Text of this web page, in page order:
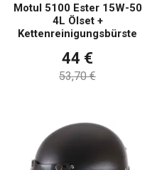
Motul 5100 Ester 15W-50
4L Ölset +
Kettenreinigungsbürste
44 €
53,70 €